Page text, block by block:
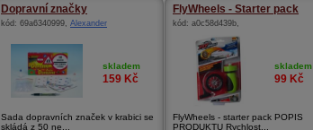
Dopravní značky
kód: 69a6340999, Alexander
skladem
159 Kč
Sada dopravních značek v krabici se
skládá z 50 ne...
FlyWheels - Starter pack
kód: a0c58d439b,
skladem
99 Kč
FlyWheels - starter pack POPIS
PRODUKTU Rychlost...